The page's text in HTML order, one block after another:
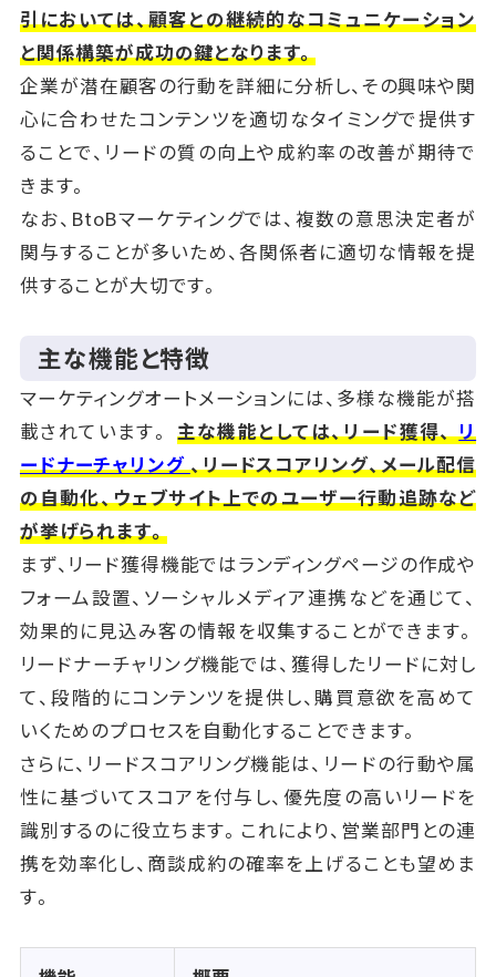
引においては、顧客との継続的なコミュニケーション
と関係構築が成功の鍵となります。
企業が潜在顧客の行動を詳細に分析し、その興味や関
心に合わせたコンテンツを適切なタイミングで提供す
ることで、リードの質の向上や成約率の改善が期待で
きます。
なお、BtoBマーケティングでは、複数の意思決定者が
関与することが多いため、各関係者に適切な情報を提
供することが大切です。
主な機能と特徴
マーケティングオートメーションには、多様な機能が搭
載されています。 主な機能としては、リード獲得、リ
ードナーチャリング、リードスコアリング、メール配信
の自動化、ウェブサイト上でのユーザー行動追跡など
が挙げられます。
まず、リード獲得機能ではランディングページの作成や
フォーム設置、ソーシャルメディア連携などを通じて、
効果的に見込み客の情報を収集することができます。
リードナーチャリング機能では、獲得したリードに対し
て、段階的にコンテンツを提供し、購買意欲を高めて
いくためのプロセスを自動化することできます。
さらに、リードスコアリング機能は、リードの行動や属
性に基づいてスコアを付与し、優先度の高いリードを
識別するのに役立ちます。これにより、営業部門との連
携を効率化し、商談成約の確率を上げることも望めま
す。